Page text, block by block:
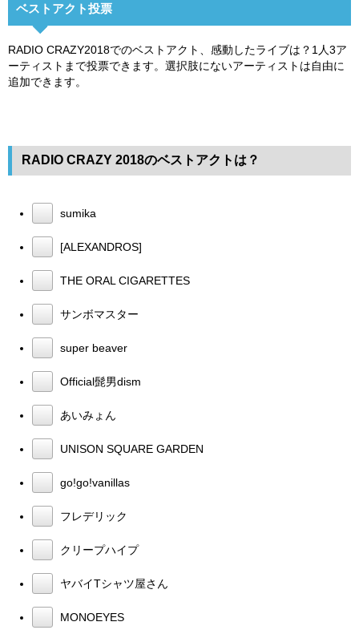
ベストアクト投票
RADIO CRAZY2018でのベストアクト、感動したライブは？1人3ア
ーティストまで投票できます。選択肢にないアーティストは自由に
追加できます。
RADIO CRAZY 2018のベストアクトは？
sumika
[ALEXANDROS]
THE ORAL CIGARETTES
サンボマスター
super beaver
Official髭男dism
あいみょん
UNISON SQUARE GARDEN
go!go!vanillas
フレデリック
クリープハイプ
ヤバイTシャツ屋さん
MONOEYES